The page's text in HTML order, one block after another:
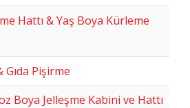
Hattı & Yaş Boya Kürleme
Gıda Pişirme
Boya Jelleşme Kabini ve Hattı